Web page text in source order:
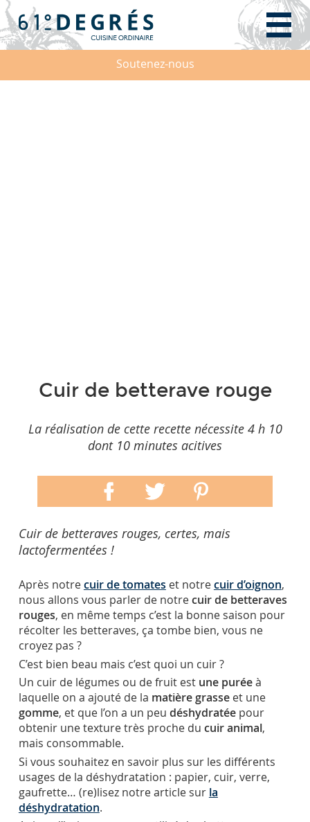
Soutenez-nous
Cuir de betterave rouge
La réalisation de cette recette nécessite 4 h 10
dont 10 minutes acitives
Cuir de betteraves rouges, certes, mais
lactofermentées !
Après notrecuir de tomates et notrecuir d’oignon,
nous allons vous parler de notrecuir de betteraves
rouges, en même temps c’est la bonne saison pour
récolter les betteraves, ça tombe bien, vous ne
croyez pas ?
C’est bien beau mais c’est quoi un cuir ?
Un cuir de légumes ou de fruit estune puréeà
laquelle on a ajouté de la matière grasseet une
gomme, et que l’on a un peu déshydratéepour
obtenir une texture très proche du cuir animal,
mais consommable.
Si vous souhaitez en savoir plus sur les différents
usages de la déshydratation : papier, cuir, verre,
gaufrette… (re)lisez notre article sur la
déshydratation.